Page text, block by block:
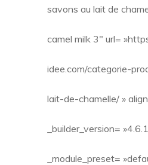
savons au lait de
camel milk 3″ url=
idee.com/categorie-
lait-de-chamelle/ »
_builder_version=
_module_preset=